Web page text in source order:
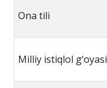
Ona tili
Milliy istiqlol g‘oyasi